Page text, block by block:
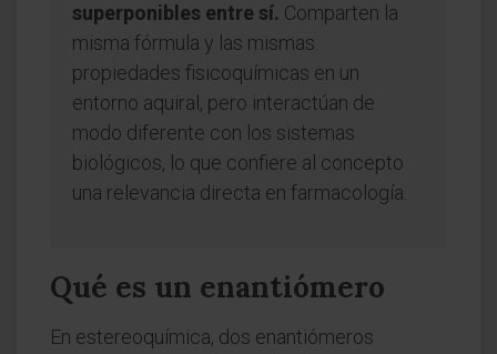
superponibles entre sí. Comparten la
misma fórmula y las mismas
propiedades fisicoquímicas en un
entorno aquiral, pero interactúan de
modo diferente con los sistemas
biológicos, lo que confiere al concepto
una relevancia directa en farmacología.
Qué es un enantiómero
En estereoquímica, dos enantiómeros